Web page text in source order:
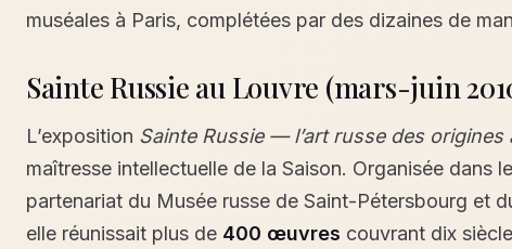
muséales à Paris, complétées par des dizaines de
Sainte Russie au Louvre (mars-juin
L’exposition Sainte Russie — l’art russe des origines
maîtresse intellectuelle de la Saison. Organisée dans
partenariat du Musée russe de Saint-Pétersbourg et
elle réunissait plus de 400 œuvres couvrant dix